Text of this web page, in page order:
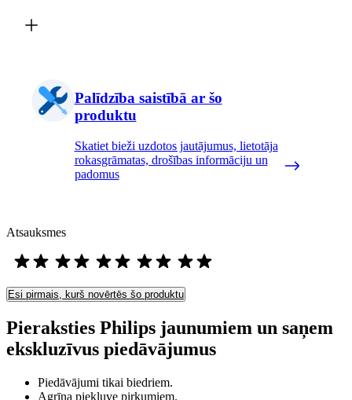
Palīdzība saistībā ar šo
produktu
Skatiet bieži uzdotos jautājumus, lietotāja
rokasgrāmatas, drošības informāciju un
padomus
Atsauksmes
Esi pirmais, kurš novērtēs šo produktu
Pieraksties Philips jaunumiem un saņem
ekskluzīvus piedāvājumus
Piedāvājumi tikai biedriem.
Agrīna piekļuve pirkumiem.